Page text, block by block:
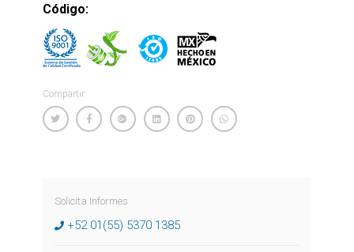
Código:
Compartir:
Solicita Informes
+52 01(55) 5370 1385